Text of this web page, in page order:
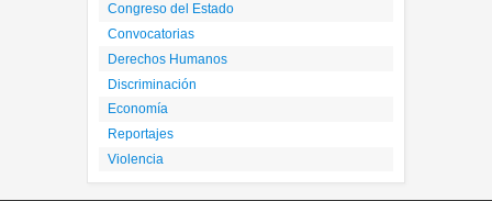
Congreso del Estado
Convocatorias
Derechos Humanos
Discriminación
Economía
Reportajes
Violencia